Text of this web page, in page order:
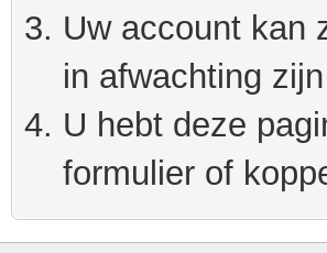
Uw account kan
in afwachting
U hebt deze
formulier of